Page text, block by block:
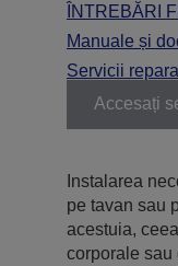
ÎNTREBĂRI
Manuale și
Servicii
Accesați
Instalarea
pe tavan sau
acestuia,
corporale sau